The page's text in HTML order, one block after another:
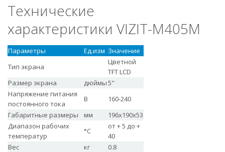
Технические
характеристики VIZIT-M405М
Параметры Ед.изм Значение
Тип экрана
Цветной
TFT LCD
Размер экрана
дюймы5"
Напряжение питания
постоянного тока
В
160-240
Габаритные размеры
мм
196x190x53
Диапазон рабочих
температур
°С
от + 5 до +
40
Вес
кг 0.8